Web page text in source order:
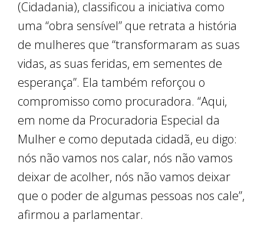
(Cidadania), classificou a iniciativa como
uma “obra sensível” que retrata a história
de mulheres que “transformaram as suas
vidas, as suas feridas, em sementes de
esperança”. Ela também reforçou o
compromisso como procuradora. “Aqui,
em nome da Procuradoria Especial da
Mulher e como deputada cidadã, eu digo:
nós não vamos nos calar, nós não vamos
deixar de acolher, nós não vamos deixar
que o poder de algumas pessoas nos cale”,
afirmou a parlamentar.